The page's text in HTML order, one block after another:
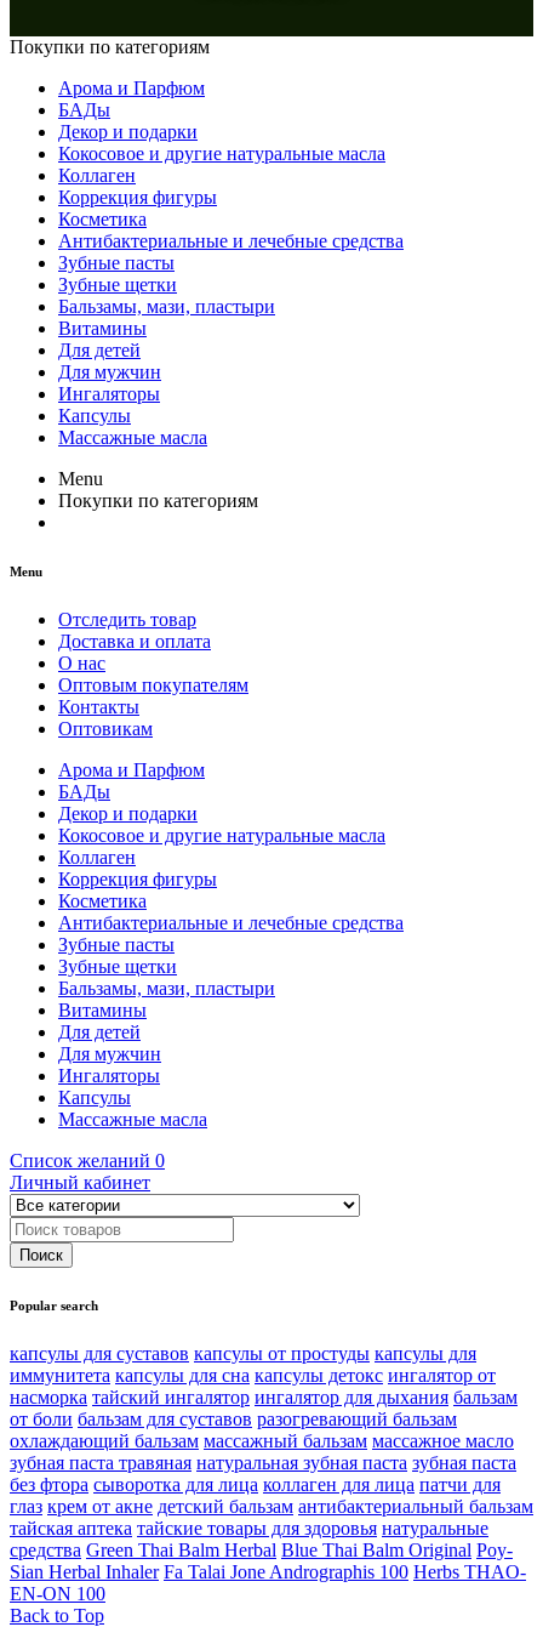
Покупки по категориям
Арома и Парфюм
БАДы
Декор и подарки
Кокосовое и другие натуральные масла
Коллаген
Коррекция фигуры
Косметика
Антибактериальные и лечебные средства
Зубные пасты
Зубные щетки
Бальзамы, мази, пластыри
Витамины
Для детей
Для мужчин
Ингаляторы
Капсулы
Массажные масла
Menu
Покупки по категориям
Menu
Отследить товар
Доставка и оплата
О нас
Оптовым покупателям
Контакты
Оптовикам
Арома и Парфюм
БАДы
Декор и подарки
Кокосовое и другие натуральные масла
Коллаген
Коррекция фигуры
Косметика
Антибактериальные и лечебные средства
Зубные пасты
Зубные щетки
Бальзамы, мази, пластыри
Витамины
Для детей
Для мужчин
Ингаляторы
Капсулы
Массажные масла
Список желаний 0
Личный кабинет
Popular search
капсулы для суставов капсулы от простуды капсулы для
иммунитета капсулы для сна капсулы детокс ингалятор от
насморка тайский ингалятор ингалятор для дыхания бальзам
от боли бальзам для суставов разогревающий бальзам
охлаждающий бальзам массажный бальзам массажное масло
зубная паста травяная натуральная зубная паста зубная паста
без фтора сыворотка для лица коллаген для лица патчи для
глаз крем от акне детский бальзам антибактериальный бальзам
тайская аптека тайские товары для здоровья натуральные
средства Green Thai Balm Herbal Blue Thai Balm Original Poy-
Sian Herbal Inhaler Fa Talai Jone Andrographis 100 Herbs THAO-
EN-ON 100
Back to Top